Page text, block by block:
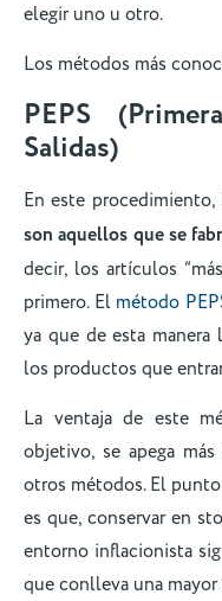
elegir uno u otro.
Los métodos más
PEPS
Salidas)
En este procedimiento,
son aquellos que se
decir, los artículos
primero. El método
ya que de esta
los productos que
La ventaja de este
objetivo, se apega
otros métodos. El
es que, conservar en
entorno inflacionista
que conlleva una